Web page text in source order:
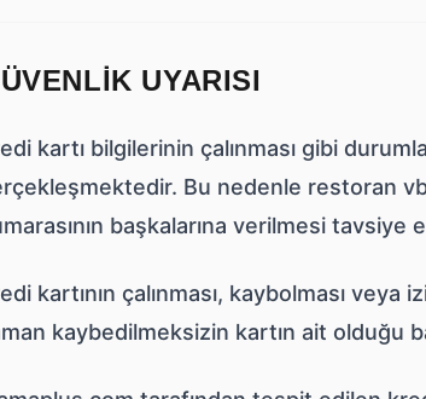
UYARISI
kartı bilgilerinin çalınması gibi
Bu nedenle restoran
başkalarına verilmesi tavsiye
kartının çalınması, kaybolması veya
kaybedilmeksizin kartın ait olduğu